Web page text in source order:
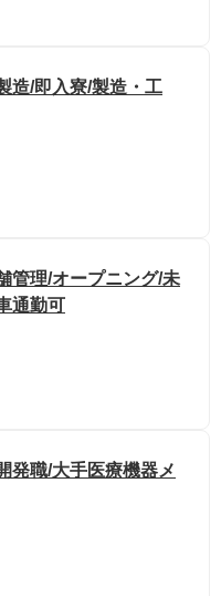
造/即入寮/製造・工
管理/オープニング/未
通勤可
発職/大手医療機器メ